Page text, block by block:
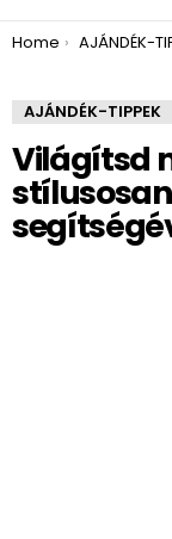
You are here:
Home AJÁNDÉK-
AJÁNDÉK-TIPPEK
Világítsd